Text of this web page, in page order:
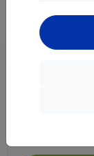
-10%